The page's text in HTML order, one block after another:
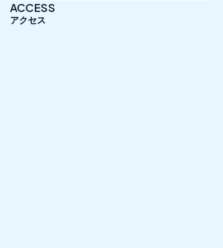
ACCESS
アクセス